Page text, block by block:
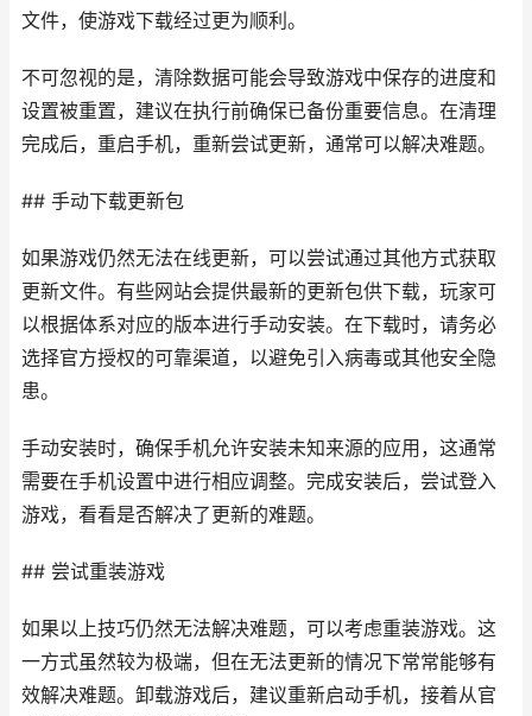
文件，使游戏下载经过更为顺利。
不可忽视的是，清除数据可能会导致游戏中保存的进度和
设置被重置，建议在执行前确保已备份重要信息。在清理
完成后，重启手机，重新尝试更新，通常可以解决难题。
## 手动下载更新包
如果游戏仍然无法在线更新，可以尝试通过其他方式获取
更新文件。有些网站会提供最新的更新包供下载，玩家可
以根据体系对应的版本进行手动安装。在下载时，请务必
选择官方授权的可靠渠道，以避免引入病毒或其他安全隐
患。
手动安装时，确保手机允许安装未知来源的应用，这通常
需要在手机设置中进行相应调整。完成安装后，尝试登入
游戏，看看是否解决了更新的难题。
## 尝试重装游戏
如果以上技巧仍然无法解决难题，可以考虑重装游戏。这
一方式虽然较为极端，但在无法更新的情况下常常能够有
效解决难题。卸载游戏后，建议重新启动手机，接着从官